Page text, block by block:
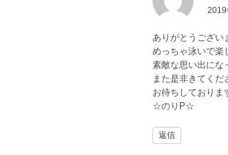
2019
ありがとうござい
めっちゃ泳いで楽
素敵な思い出にな
また是非きてくだ
お待ちしておりま
☆のりP☆
返信